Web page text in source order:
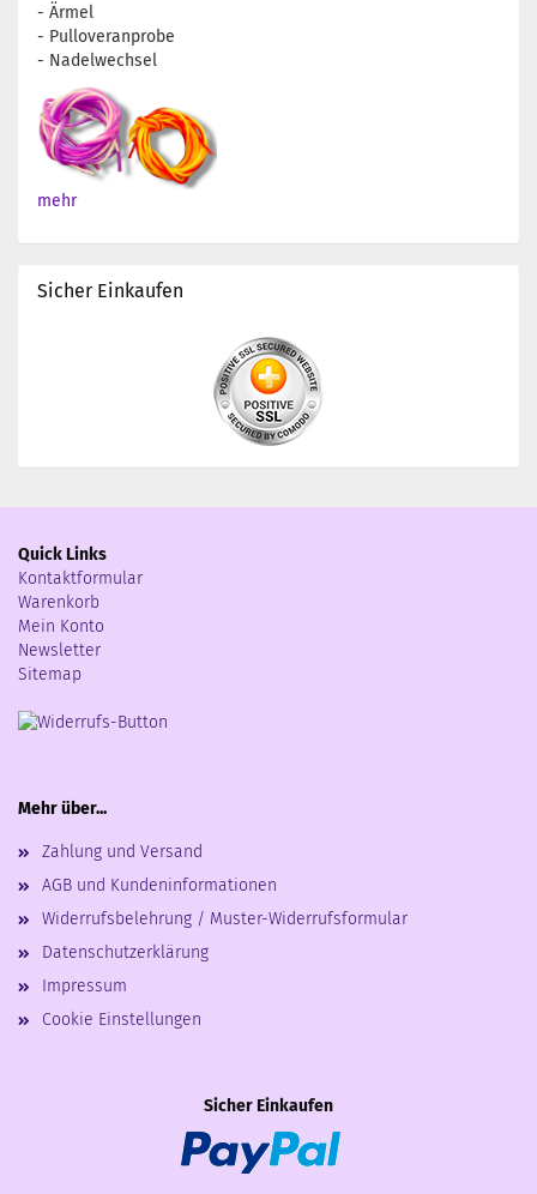
- Ärmel
- Pulloveranprobe
- Nadelwechsel
mehr
Sicher Einkaufen
Quick Links
Kontaktformular
Warenkorb
Mein Konto
Newsletter
Sitemap
Mehr über...
Zahlung und Versand
AGB und Kundeninformationen
Widerrufsbelehrung / Muster-Widerrufsformular
Datenschutzerklärung
Impressum
Cookie Einstellungen
Sicher Einkaufen